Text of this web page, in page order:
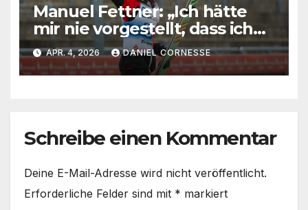
Manuel Fettner: „Ich hätte
mir nie vorgestellt, dass ich
so lange springe“
APR. 4, 2026 DANIEL CORNESSE
Schreibe einen Kommentar
Deine E-Mail-Adresse wird nicht veröffentlicht.
Erforderliche Felder sind mit * markiert